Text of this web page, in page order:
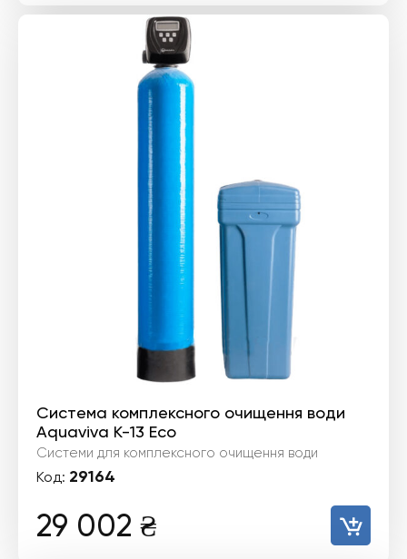
Система комплексного очищення води
Aquaviva K-13 Eco
Системи для комплексного очищення води
Код: 29164
29 002 ₴